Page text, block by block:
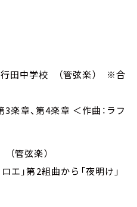
田中学校 （管弦楽） ※合
3楽章、第4楽章 ＜作曲：ラフ
管弦楽）
エ」第2組曲から「夜明け」